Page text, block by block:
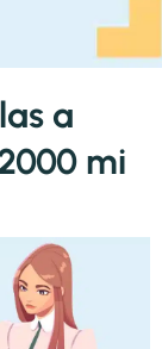
a
mi